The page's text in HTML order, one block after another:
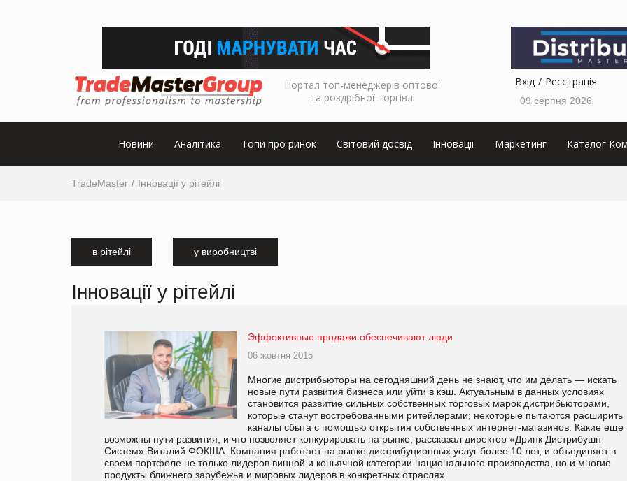
Портал топ-менеджерів оптової
та роздрібної торгівлі
Вхід Реєстрація
09 серпня 2026
Новини Аналітика Топи про ринок Світовий досвід Інновації Маркетинг Каталог
TradeMaster Інновації у рітейлі
в рітейлі у виробництві
Інновації у рітейлі
Эффективные продажи обеспечивают люди
06 жовтня 2015
Многие дистрибьюторы на сегодняшний день не знают, что им делать — искать
новые пути развития бизнеса или уйти в кэш. Актуальным в данных условиях
становится развитие сильных собственных торговых марок дистрибьюторами,
которые станут востребованными ритейлерами; некоторые пытаются расширить
каналы сбыта с помощью открытия собственных интернет-магазинов. Какие еще
возможны пути развития, и что позволяет конкурировать на рынке, рассказал директор «Дринк Дистрибушн
Систем» Виталий ФОКША. Компания работает на рынке дистрибуционных услуг более 10 лет, и объединяет в
своем портфеле не только лидеров винной и коньячной категории национального производства, но и многие
продукты ближнего зарубежья и мировых лидеров в конкретных отраслях.